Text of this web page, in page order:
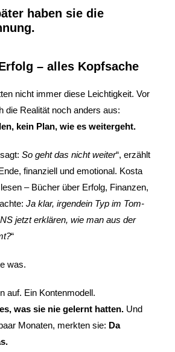
haben sie die
– alles Kopfsache
nicht immer diese Leichtigkeit. Vor
die Realität noch anders aus:
kein Plan, wie es weitergeht.
So geht das nicht weiter“, erzählt
finanziell und emotional. Kosta
– Bücher über Erfolg, Finanzen,
Ja klar, irgendein Typ im Tom-
jetzt erklären, wie man aus der
“
was.
auf. Ein Kontenmodell.
was sie nie gelernt hatten. Und
Monaten, merkten sie: Da